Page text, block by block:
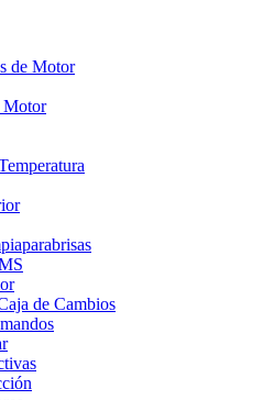
de Motor
Motor
de Cambios